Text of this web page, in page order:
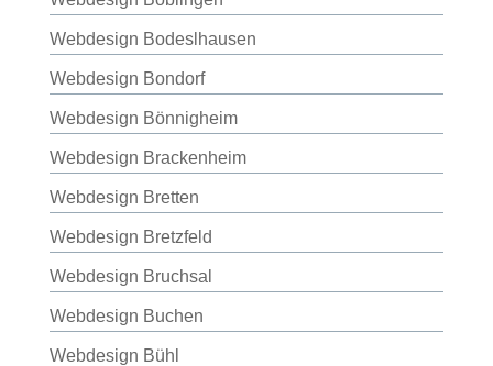
Webdesign Bodeslhausen
Webdesign Bondorf
Webdesign Bönnigheim
Webdesign Brackenheim
Webdesign Bretten
Webdesign Bretzfeld
Webdesign Bruchsal
Webdesign Buchen
Webdesign Bühl